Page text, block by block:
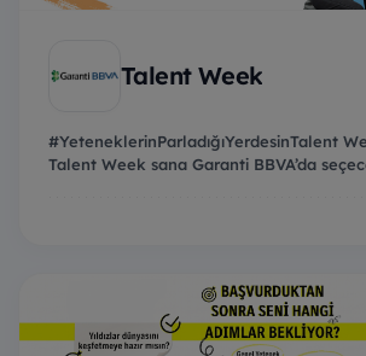
Talent Week
#YeteneklerinParladığıYerdesinTalent
Talent Week sana Garanti BBVA’da